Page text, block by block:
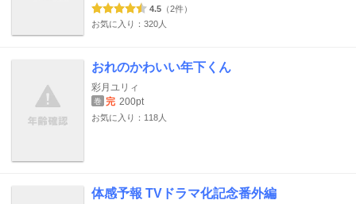
4.5 （2件）
お気に入り：320人
おれのかわいい年下くん
彩月ユリィ
巻 完 200pt
お気に入り：118人
体感予報 TVドラマ化記念番外編